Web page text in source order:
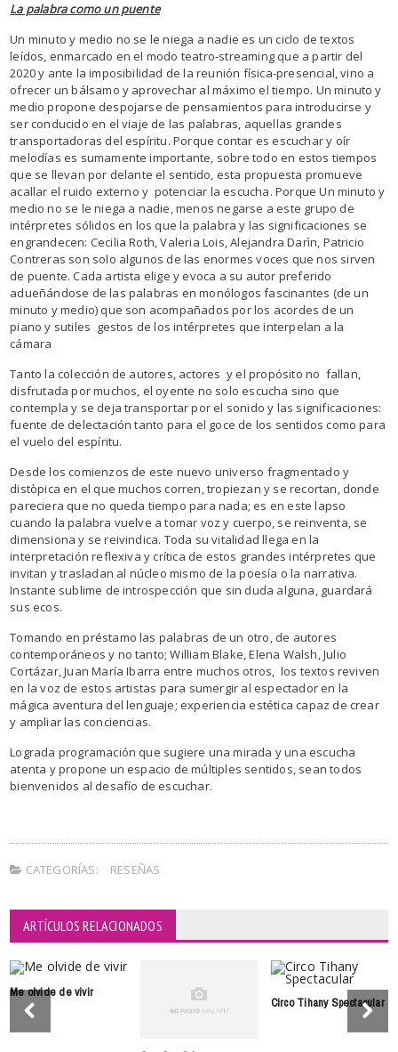
La palabra como un puente
Un minuto y medio no se le niega a nadie es un ciclo de textos
leídos, enmarcado en el modo teatro-streaming que a partir del
2020 y ante la imposibilidad de la reunión física-presencial, vino a
ofrecer un bálsamo y aprovechar al máximo el tiempo. Un minuto y
medio propone despojarse de pensamientos para introducirse y
ser conducido en el viaje de las palabras, aquellas grandes
transportadoras del espíritu. Porque contar es escuchar y oír
melodías es sumamente importante, sobre todo en estos tiempos
que se llevan por delante el sentido, esta propuesta promueve
acallar el ruido externo y potenciar la escucha. Porque Un minuto y
medio no se le niega a nadie, menos negarse a este grupo de
intérpretes sólidos en los que la palabra y las significaciones se
engrandecen: Cecilia Roth, Valeria Lois, Alejandra Darìn, Patricio
Contreras son solo algunos de las enormes voces que nos sirven
de puente. Cada artista elige y evoca a su autor preferido
adueñándose de las palabras en monólogos fascinantes (de un
minuto y medio) que son acompañados por los acordes de un
piano y sutiles gestos de los intérpretes que interpelan a la
cámara
Tanto la colección de autores, actores y el propósito no fallan,
disfrutada por muchos, el oyente no solo escucha sino que
contempla y se deja transportar por el sonido y las significaciones:
fuente de delectación tanto para el goce de los sentidos como para
el vuelo del espíritu.
Desde los comienzos de este nuevo universo fragmentado y
distòpica en el que muchos corren, tropiezan y se recortan, donde
pareciera que no queda tiempo para nada; es en este lapso
cuando la palabra vuelve a tomar voz y cuerpo, se reinventa, se
dimensiona y se reivindica. Toda su vitalidad llega en la
interpretación reflexiva y crítica de estos grandes intérpretes que
invitan y trasladan al núcleo mismo de la poesía o la narrativa.
Instante sublime de introspección que sin duda alguna, guardará
sus ecos.
Tomando en préstamo las palabras de un otro, de autores
contemporáneos y no tanto; William Blake, Elena Walsh, Julio
Cortázar, Juan María Ibarra entre muchos otros, los textos reviven
en la voz de estos artistas para sumergir al espectador en la
mágica aventura del lenguaje; experiencia estética capaz de crear
y ampliar las conciencias.
Lograda programación que sugiere una mirada y una escucha
atenta y propone un espacio de múltiples sentidos, sean todos
bienvenidos al desafío de escuchar.
CATEGORÍAS: RESEÑAS
ARTÍCULOS RELACIONADOS
Me olvide de vivir
Circo Tihany Spectacular